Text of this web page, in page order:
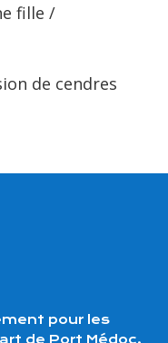
fille /
de cendres
pour les
de Port Médoc,